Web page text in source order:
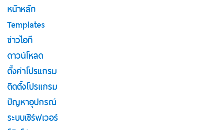
หน้าหลัก
Templates
ข่าวไอที
ดาวน์โหลด
ตั้งค่าโปรแกรม
ติดตั้งโปรแกรม
ปัญหาอุปกรณ์
ระบบเซิร์ฟเวอร์